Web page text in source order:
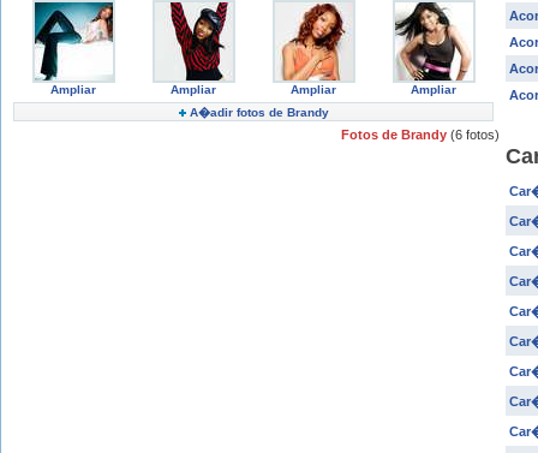
Ampliar Ampliar Ampliar
Ampliar
A�adir fotos de Brandy
Fotos de Brandy (6 fotos)